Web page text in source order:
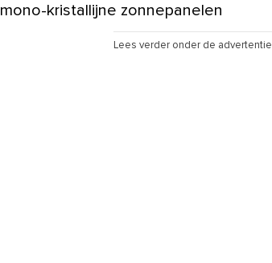
mono-kristallijne zonnepanelen
Lees verder onder de advertentie